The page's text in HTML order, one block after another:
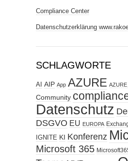
Compliance Center
Datenschutzerklärung
SCHLAGWORTE
AI AIP App AZURE AZURE
Community
Datenschutz
DSGVO EU EUROPA
IGNITE KI Konferenz
Microsoft 365